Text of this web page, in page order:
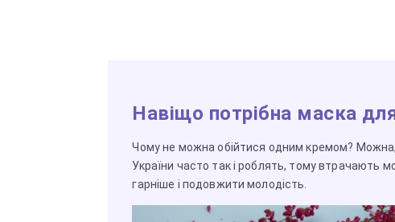
Навіщо потрібна маска
Чому не можна обійтися одним кремом?
України часто так і роблять, тому втрачають
гарніше і подовжити молодість.